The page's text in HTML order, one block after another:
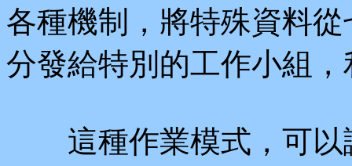
各種機制，將特殊資料
分發給特別的工作小組
這種作業模式，可以